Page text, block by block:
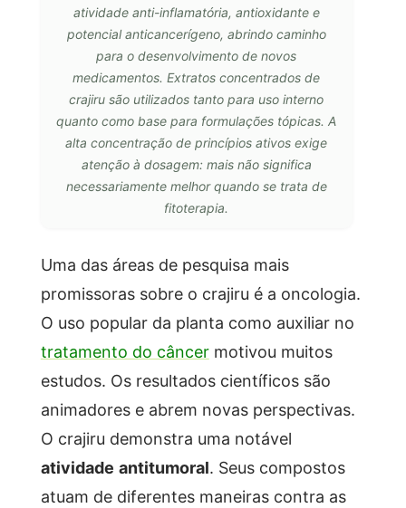
atividade anti-inflamatória, antioxidante e
potencial anticancerígeno, abrindo caminho
para o desenvolvimento de novos
medicamentos. Extratos concentrados de
crajiru são utilizados tanto para uso interno
quanto como base para formulações tópicas. A
alta concentração de princípios ativos exige
atenção à dosagem: mais não significa
necessariamente melhor quando se trata de
fitoterapia.
Uma das áreas de pesquisa mais
promissoras sobre o crajiru é a oncologia.
O uso popular da planta como auxiliar no
tratamento do câncermotivou muitos
estudos. Os resultados científicos são
animadores e abrem novas perspectivas.
O crajiru demonstra uma notável
atividade antitumoral. Seus compostos
atuam de diferentes maneiras contra as